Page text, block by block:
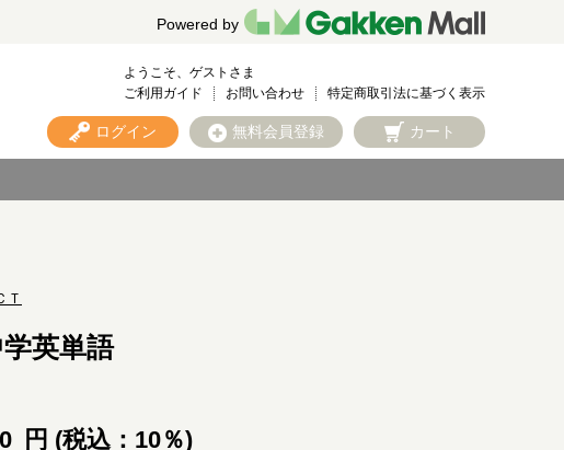
Powered by
ようこそ、ゲストさま
ご利用ガイド
お問い合わせ 特定商取引法に基づく表示
ログイン 無料会員登録 カート
Ｔ
英単語
円 (税込：10％)